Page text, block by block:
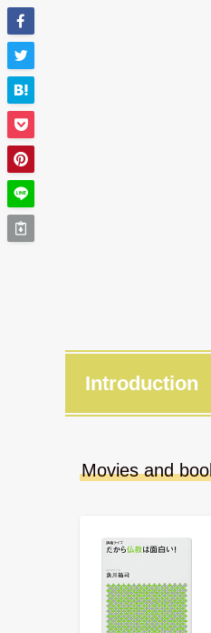
Introduction
Movies and